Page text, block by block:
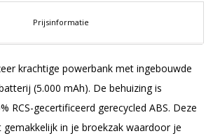
Prijsinformatie
krachtige powerbank met ingebouwde
(5.000 mAh). De behuizing is
RCS-gecertificeerd gerecycled ABS. Deze
gemakkelijk in je broekzak waardoor je